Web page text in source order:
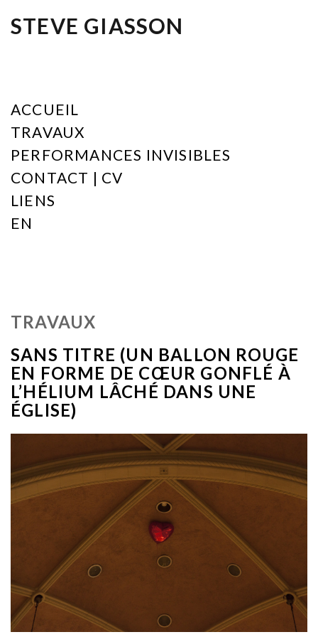
STEVE GIASSON
ACCUEIL
TRAVAUX
PERFORMANCES INVISIBLES
CONTACT | CV
LIENS
EN
TRAVAUX
SANS TITRE (UN BALLON ROUGE
EN FORME DE CŒUR GONFLÉ À
L’HÉLIUM LÂCHÉ DANS UNE
ÉGLISE)